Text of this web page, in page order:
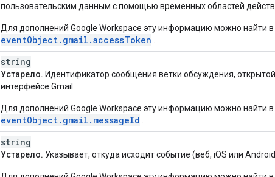
пользовательским данным с помощью временных областей
Для дополнений Google Workspace эту информацию можно найти в
eventObject.gmail.accessToken
string
Устарело. Идентификатор сообщения ветки обсуждения,
интерфейсе Gmail.
Для дополнений Google Workspace эту информацию можно найти в
eventObject.gmail.messageId
string
Устарело. Указывает, откуда исходит событие (веб, iOS или